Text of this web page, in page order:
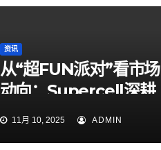
资讯
从“超FUN派对”看市场
动向：Supercell深耕
中国，玩家见面会展现
11月 10, 2025 ADMIN